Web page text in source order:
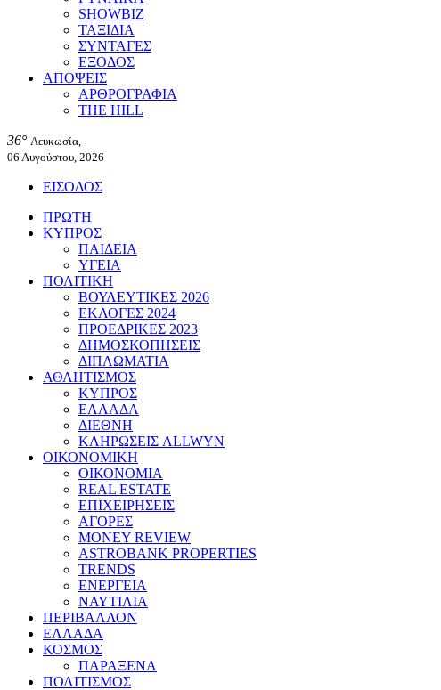
SHOWBIZ
ΤΑΞΙΔΙΑ
ΣΥΝΤΑΓΕΣ
ΕΞΟΔΟΣ
ΑΠΟΨΕΙΣ
ΑΡΘΡΟΓΡΑΦΙΑ
THE HILL
36° Λευκωσία,
06 Αυγούστου, 2026
ΕΙΣΟΔΟΣ
ΠΡΩΤΗ
ΚΥΠΡΟΣ
ΠΑΙΔΕΙΑ
ΥΓΕΙΑ
ΠΟΛΙΤΙΚΗ
ΒΟΥΛΕΥΤΙΚΕΣ 2026
ΕΚΛΟΓΕΣ 2024
ΠΡΟΕΔΡΙΚΕΣ 2023
ΔΗΜΟΣΚΟΠΗΣΕΙΣ
ΔΙΠΛΩΜΑΤΙΑ
ΑΘΛΗΤΙΣΜΟΣ
ΚΥΠΡΟΣ
ΕΛΛΑΔΑ
ΔΙΕΘΝΗ
ΚΛΗΡΩΣΕΙΣ ALLWYN
ΟΙΚΟΝΟΜΙΚΗ
ΟΙΚΟΝΟΜΙΑ
REAL ESTATE
ΕΠΙΧΕΙΡΗΣΕΙΣ
ΑΓΟΡΕΣ
MONEY REVIEW
ASTROBANK PROPERTIES
TRENDS
ΕΝΕΡΓΕΙΑ
ΝΑΥΤΙΛΙΑ
ΠΕΡΙΒΑΛΛΟΝ
ΕΛΛΑΔΑ
ΚΟΣΜΟΣ
ΠΑΡΑΞΕΝΑ
ΠΟΛΙΤΙΣΜΟΣ